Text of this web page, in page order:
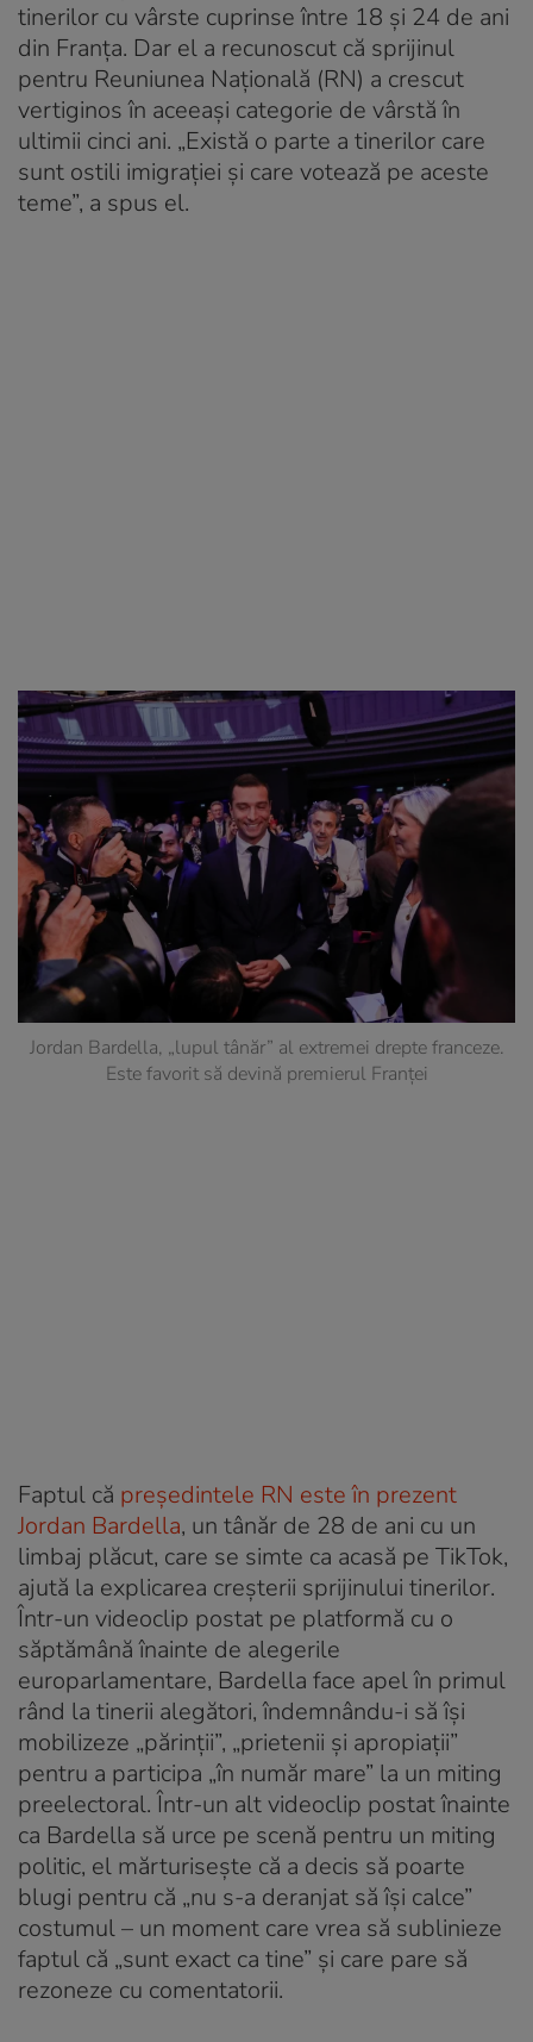
tinerilor cu vârste cuprinse între 18 și 24 de ani
din Franța. Dar el a recunoscut că sprijinul
pentru Reuniunea Națională (RN) a crescut
vertiginos în aceeași categorie de vârstă în
ultimii cinci ani. „Există o parte a tinerilor care
sunt ostili imigrației și care votează pe aceste
teme”, a spus el.
Jordan Bardella, „lupul tânăr” al extremei drepte franceze.
Este favorit să devină premierul Franței
Faptul că președintele RN este în prezent
Jordan Bardella, un tânăr de 28 de ani cu un
limbaj plăcut, care se simte ca acasă pe TikTok,
ajută la explicarea creșterii sprijinului tinerilor.
Într-un videoclip postat pe platformă cu o
săptămână înainte de alegerile
europarlamentare, Bardella face apel în primul
rând la tinerii alegători, îndemnându-i să își
mobilizeze „părinții”, „prietenii și apropiații”
pentru a participa „în număr mare” la un miting
preelectoral. Într-un alt videoclip postat înainte
ca Bardella să urce pe scenă pentru un miting
politic, el mărturisește că a decis să poarte
blugi pentru că „nu s-a deranjat să își calce”
costumul – un moment care vrea să sublinieze
faptul că „sunt exact ca tine” și care pare să
rezoneze cu comentatorii.